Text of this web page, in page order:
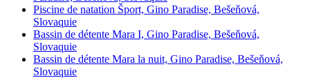
Piscine de natation Šport, Gino Paradise, Bešeňová,
Slovaquie
Bassin de détente Mara I, Gino Paradise, Bešeňová,
Slovaquie
Bassin de détente Mara la nuit, Gino Paradise, Bešeňová,
Slovaquie